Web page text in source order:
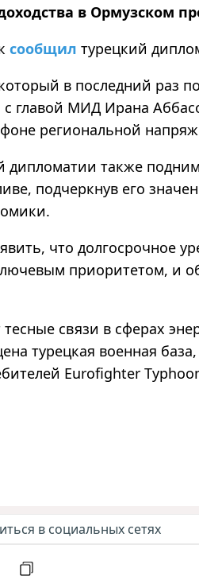
в Ормузском
сообщил турецкий
в последний раз
главой МИД Ирана
региональной
дипломатии также
подчеркнув его
что долгосрочное
приоритетом, и
связи в сферах
турецкая военная
Eurofighter
в социальных сетях